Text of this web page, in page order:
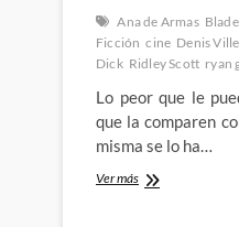
Ana de Armas
Ficción cine Denis
Dick Ridley Scott ryan
Lo peor que le
que la comparen
misma se lo ha…
Ver másBlade